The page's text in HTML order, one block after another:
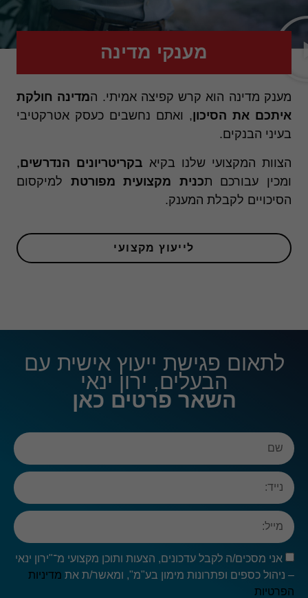
מענקי מדינה
מענק מדינה הוא קרש קפיצה אמיתי. המדינה חולקת
איתכם את הסיכון, ואתם נחשבים כעסק אטרקטיבי
בעיני הבנקים.
הצוות המקצועי שלנו בקיא בקריטריונים הנדרשים,
ומכין עבורכם תכנית מקצועית מפורטת למיקסום
הסיכויים לקבלת המענק.
לייעוץ מקצועי
לתאום פגישת ייעוץ אישית עם
הבעלים, ירון ינאי
השאר פרטים כאן
אני מסכים/ה לקבל עדכונים, הצעות ותוכן מקצועי מ־"ירון ינאי
– ניהול כספים ופתרונות מימון בע"מ", ומאשר/ת את מדיניות
הפרטיות